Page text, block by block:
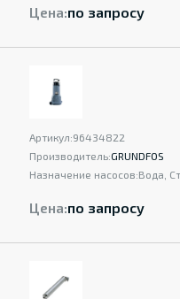
Цена:по запросу
Артикул:96434822
Производитель:GRUNDFOS
Назначение насосов:Вода,
Цена:по запросу